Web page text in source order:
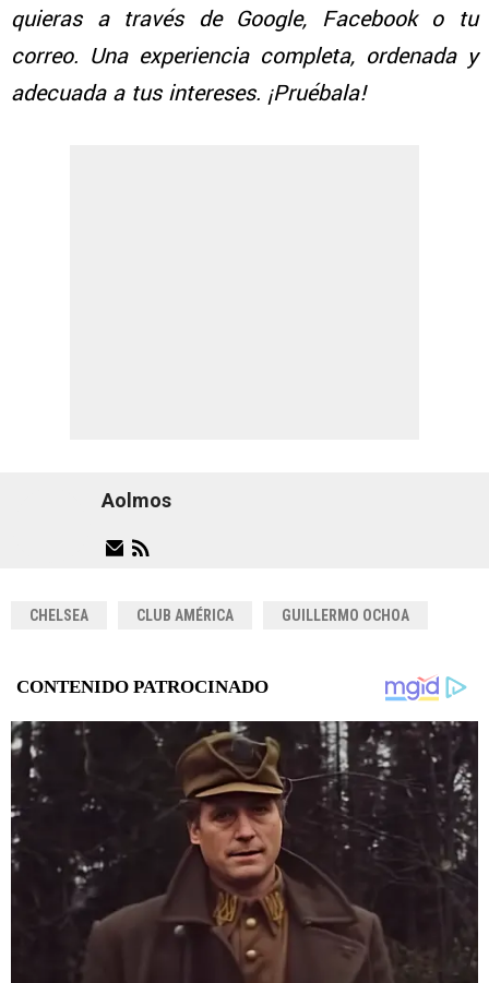
quieras a través de Google, Facebook o tu
correo. Una experiencia completa, ordenada y
adecuada a tus intereses. ¡Pruébala!
Aolmos
CHELSEA CLUB AMÉRICA GUILLERMO OCHOA